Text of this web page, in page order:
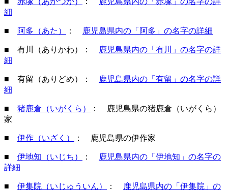
細
■ 阿多（あた） ： 鹿児島県内の「阿多」の名字の詳細
■ 有川（ありかわ）：
鹿児島県内の「有川」の名字の詳
細
■ 有留（ありどめ）：
鹿児島県内の「有留」の名字の詳
細
■ 猪鹿倉（いがくら）
： 鹿児島県の猪鹿倉（いがくら）
家
■ 伊作（いざく） ： 鹿児島県の伊作家
■ 伊地知（いじち） ：
鹿児島県内の「伊地知」の名字の
詳細
■ 伊集院（いじゅういん） ：
鹿児島県内の「伊集院」の